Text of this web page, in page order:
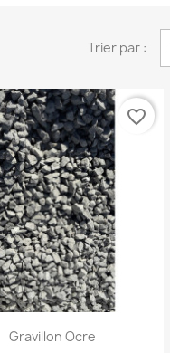
Trier par :
Aperçu rapide
Gravillon Ocre
favorite_border